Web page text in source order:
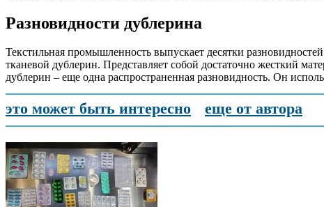
Разновидности дублерина
Текстильная промышленность выпускает десятки
тканевой дублерин. Представляет собой достаточно жесткий
дублерин – еще одна распространенная разновидность. Он
это может быть интересно еще от автора